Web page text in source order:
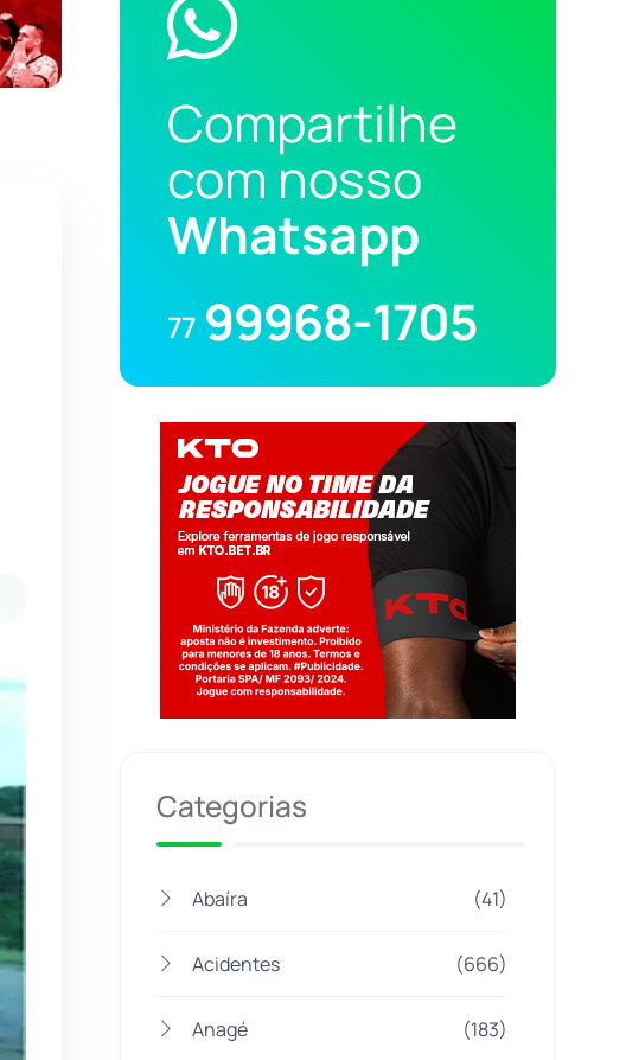
Compartilhe
com nosso
Whatsapp
77 99968-1705
Categorias
Abaíra (41)
Acidentes (666)
Anagé (183)